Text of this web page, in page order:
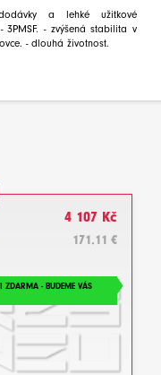
a lehké užitkové
3PMSF. - zvýšená stabilita v
- dlouhá životnost.
4 107 Kč
171.11 €
ZDARMA - BUDEME VÁS